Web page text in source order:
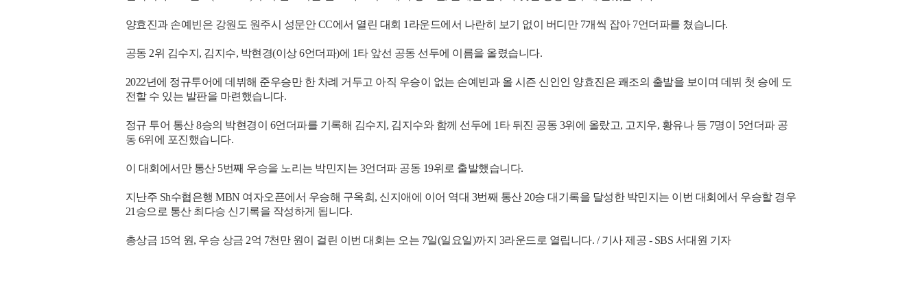
양효진과 손예빈은 강원도 원주시 성문안 CC에서 열린 대회 1라운드에서 나란히 보기 없이 버디만 7개씩 잡아 7언더파를 쳤습니다.
공동 2위 김수지, 김지수, 박현경(이상 6언더파)에 1타 앞선 공동 선두에 이름을 올렸습니다.
2022년에 정규투어에 데뷔해 준우승만 한 차례 거두고 아직 우승이 없는 손예빈과 올 시즌 신인인 양효진은 쾌조의 출발을 보이며 데뷔 첫 승에 도
전할 수 있는 발판을 마련했습니다.
정규 투어 통산 8승의 박현경이 6언더파를 기록해 김수지, 김지수와 함께 선두에 1타 뒤진 공동 3위에 올랐고, 고지우, 황유나 등 7명이 5언더파 공
동 6위에 포진했습니다.
이 대회에서만 통산 5번째 우승을 노리는 박민지는 3언더파 공동 19위로 출발했습니다.
지난주 Sh수협은행 MBN 여자오픈에서 우승해 구옥희, 신지애에 이어 역대 3번째 통산 20승 대기록을 달성한 박민지는 이번 대회에서 우승할 경우
21승으로 통산 최다승 신기록을 작성하게 됩니다.
총상금 15억 원, 우승 상금 2억 7천만 원이 걸린 이번 대회는 오는 7일(일요일)까지 3라운드로 열립니다. / 기사 제공 - SBS 서대원 기자